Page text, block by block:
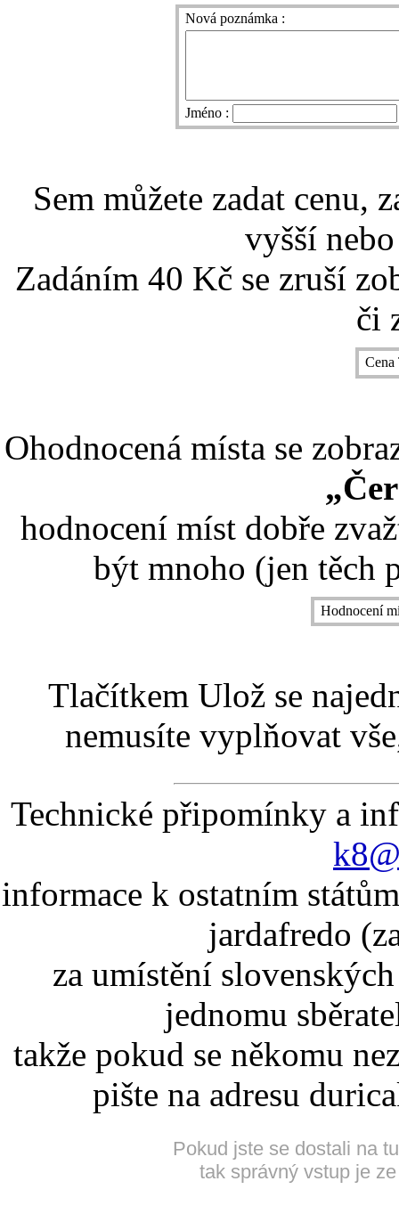
Nová poznámka :
Jméno :
Sem můžete zadat cenu,
vyšší
Zadáním 40 Kč se zruší
či
Ohodnocená místa se
hodnocení míst dobře
být mnoho (jen těch
Hodnocení
Tlačítkem Ulož se
nemusíte vyplňovat
Technické připomínky a
informace k ostatním
jardafredo
za umístění
jednomu
takže pokud se někomu
pište na adresu
Pokud jste se dostali na
tak správný vstup je